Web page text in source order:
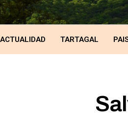
ACTUALIDAD TARTAGAL